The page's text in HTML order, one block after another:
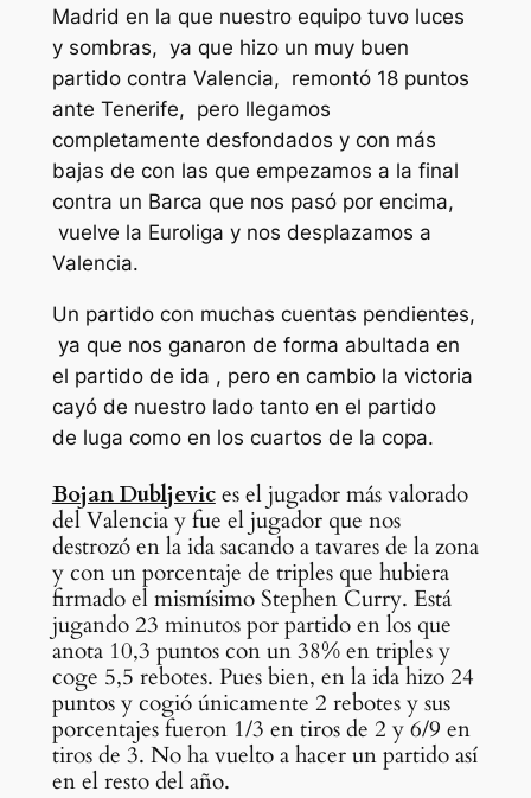
Madrid en la que nuestro equipo tuvo luces
y sombras, ya que hizo un muy buen
partido contra Valencia, remontó 18 puntos
ante Tenerife, pero llegamos
completamente desfondados y con más
bajas de con las que empezamos a la final
contra un Barca que nos pasó por encima,
vuelve la Euroliga y nos desplazamos a
Valencia.
Un partido con muchas cuentas pendientes,
ya que nos ganaron de forma abultada en
el partido de ida , pero en cambio la victoria
cayó de nuestro lado tanto en el partido
de luga como en los cuartos de la copa.
Bojan Dubljevices el jugador más valorado
del Valencia y fue el jugador que nos
destrozó en la ida sacando a tavares de la zona
y con un porcentaje de triples que hubiera
firmado el mismísimo Stephen Curry. Está
jugando 23 minutos por partido en los que
anota 10,3 puntos con un 38% en triples y
coge 5,5 rebotes. Pues bien, en la ida hizo 24
puntos y cogió únicamente 2 rebotes y sus
porcentajes fueron 1/3 en tiros de 2 y 6/9 en
tiros de 3. No ha vuelto a hacer un partido así
en el resto del año.